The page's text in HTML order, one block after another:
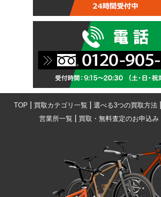
TOP 買取カテゴリ一覧 選べる3つの買取方法|
営業所一覧
買取・無料査定のお申込み|